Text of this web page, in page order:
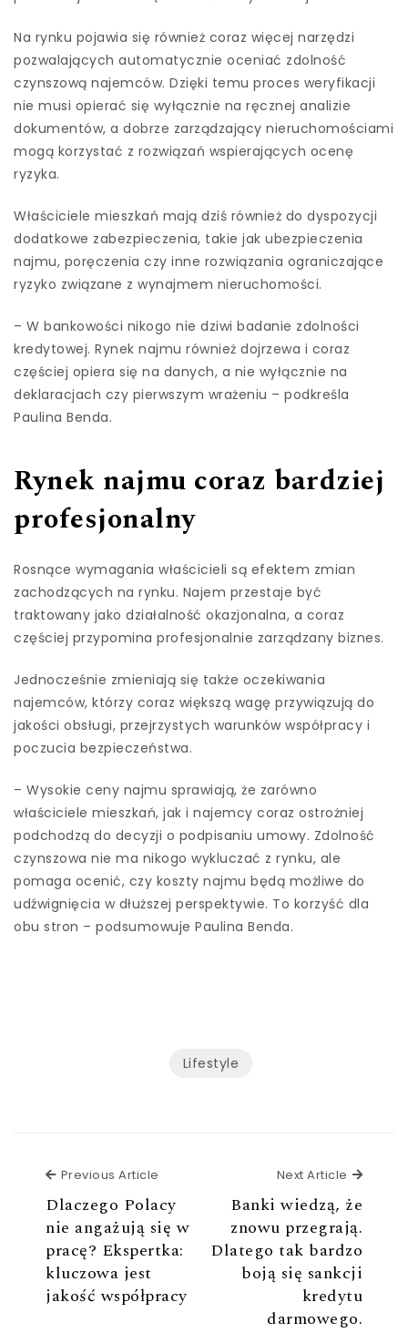
Na rynku pojawia się również coraz więcej narzędzi
pozwalających automatycznie oceniać zdolność
czynszową najemców. Dzięki temu proces weryfikacji
nie musi opierać się wyłącznie na ręcznej analizie
dokumentów, a dobrze zarządzający nieruchomościami
mogą korzystać z rozwiązań wspierających ocenę
ryzyka.
Właściciele mieszkań mają dziś również do dyspozycji
dodatkowe zabezpieczenia, takie jak ubezpieczenia
najmu, poręczenia czy inne rozwiązania ograniczające
ryzyko związane z wynajmem nieruchomości.
– W bankowości nikogo nie dziwi badanie zdolności
kredytowej. Rynek najmu również dojrzewa i coraz
częściej opiera się na danych, a nie wyłącznie na
deklaracjach czy pierwszym wrażeniu – podkreśla
Paulina Benda.
Rynek najmu coraz bardziej
profesjonalny
Rosnące wymagania właścicieli są efektem zmian
zachodzących na rynku. Najem przestaje być
traktowany jako działalność okazjonalna, a coraz
częściej przypomina profesjonalnie zarządzany biznes.
Jednocześnie zmieniają się także oczekiwania
najemców, którzy coraz większą wagę przywiązują do
jakości obsługi, przejrzystych warunków współpracy i
poczucia bezpieczeństwa.
– Wysokie ceny najmu sprawiają, że zarówno
właściciele mieszkań, jak i najemcy coraz ostrożniej
podchodzą do decyzji o podpisaniu umowy. Zdolność
czynszowa nie ma nikogo wykluczać z rynku, ale
pomaga ocenić, czy koszty najmu będą możliwe do
udźwignięcia w dłuższej perspektywie. To korzyść dla
obu stron – podsumowuje Paulina Benda.
Lifestyle
Previous Article
Dlaczego Polacy
nie angażują się w
pracę? Ekspertka:
kluczowa jest
jakość współpracy
Next Article Next
Banki wiedzą, że
znowu przegrają.
Dlatego tak bardzo
boją się sankcji
kredytu
darmowego.